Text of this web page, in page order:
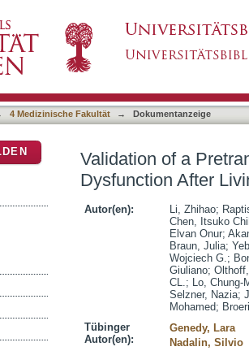
Risk Prediction
4 Medizinische Fakultät → Dokumentanzeige
Validation of a
Dysfunction After
Autor(en): Li, Zhihao;
Chen, Itsuko
Elvan Onur;
Braun, Julia;
Wojciech G.;
Giuliano;
CL.; Lo, Chung-
Selzner, Nazia;
Mohamed;
Tübinger
Autor(en):
Genedy, Lara
Nadalin, Silvio